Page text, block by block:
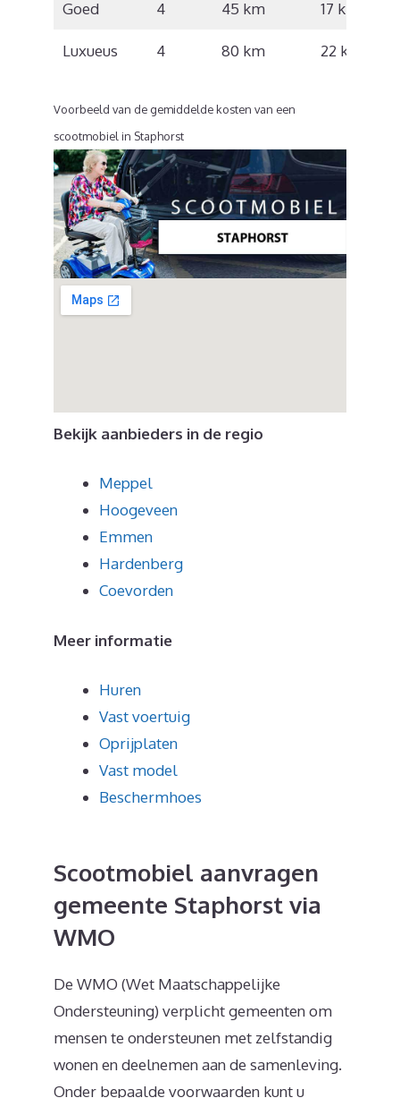
Goed 4 45 km 17 km/u
Luxueus 4 80 km 22 km/u
Voorbeeld van de gemiddelde kosten van een
scootmobiel in Staphorst
Bekijk aanbieders in de regio
Meppel
Hoogeveen
Emmen
Hardenberg
Coevorden
Meer informatie
Huren
Vast voertuig
Oprijplaten
Vast model
Beschermhoes
Scootmobiel aanvragen
gemeente Staphorst via
WMO
De WMO (Wet Maatschappelijke
Ondersteuning) verplicht gemeenten om
mensen te ondersteunen met zelfstandig
wonen en deelnemen aan de samenleving.
Onder bepaalde voorwaarden kunt u